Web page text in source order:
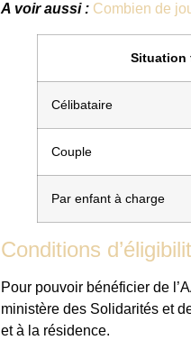
A voir aussi : Combien de
Situation
Célibataire
Couple
Par enfant à charge
Conditions
Pour pouvoir bénéficier de
ministère des Solidarités et
et à la résidence.